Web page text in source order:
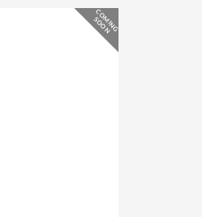
C
O
M
IN
G
S
O
O
N